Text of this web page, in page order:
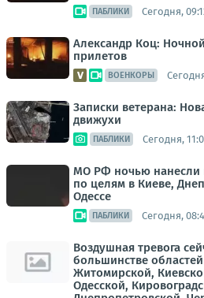
ПАБЛИКИ Сегодня,
Александр Коц:
прилетов
ВОЕНКОРЫ
Записки ветерана:
движухи
ПАБЛИКИ Сегодня,
МО РФ ночью нанесли
по целям в Киеве,
Одессе
ПАБЛИКИ Сегодня,
Воздушная тревога
большинстве
Житомирской,
Одесской,